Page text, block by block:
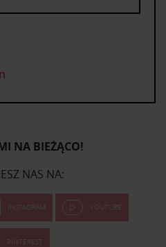
NA BIEŻĄCO!
NAS NA:
INSTAGRAM YOUTUBE
PINTEREST